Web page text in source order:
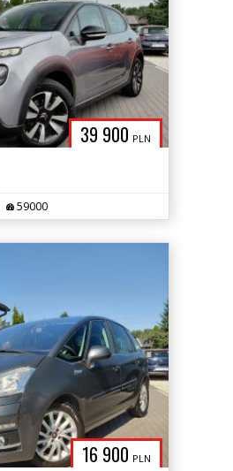
39 900 PLN
59000
16 900 PLN